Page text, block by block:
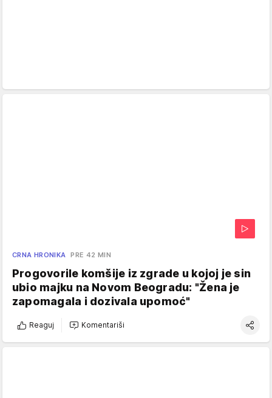
CRNA HRONIKA PRE 42 MIN
Progovorile komšije iz zgrade u kojoj je sin
ubio majku na Novom Beogradu: "Žena je
zapomagala i dozivala upomoć"
Reaguj Komentariši